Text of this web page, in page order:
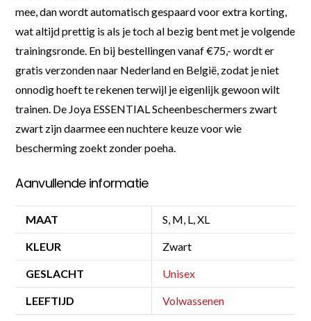
mee, dan wordt automatisch gespaard voor extra korting,
wat altijd prettig is als je toch al bezig bent met je volgende
trainingsronde. En bij bestellingen vanaf €75,- wordt er
gratis verzonden naar Nederland en België, zodat je niet
onnodig hoeft te rekenen terwijl je eigenlijk gewoon wilt
trainen. De Joya ESSENTIAL Scheenbeschermers zwart
zwart zijn daarmee een nuchtere keuze voor wie
bescherming zoekt zonder poeha.
Aanvullende informatie
MAAT S, M, L, XL
KLEUR Zwart
GESLACHT Unisex
LEEFTIJD Volwassenen